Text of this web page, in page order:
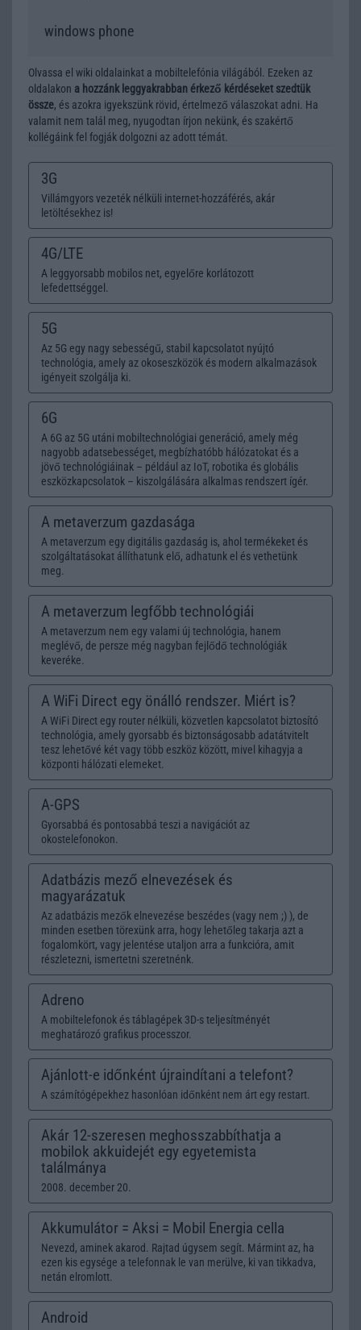
windows phone
Olvassa el wiki oldalainkat a mobiltelefónia világából. Ezeken az
oldalakon a hozzánk leggyakrabban érkező kérdéseket szedtük
össze, és azokra igyekszünk rövid, értelmező válaszokat adni. Ha
valamit nem talál meg, nyugodtan írjon nekünk, és szakértő
kollégáink fel fogják dolgozni az adott témát.
3G
Villámgyors vezeték nélküli internet-hozzáférés, akár
letöltésekhez is!
4G/LTE
A leggyorsabb mobilos net, egyelőre korlátozott
lefedettséggel.
5G
Az 5G egy nagy sebességű, stabil kapcsolatot nyújtó
technológia, amely az okoseszközök és modern alkalmazások
igényeit szolgálja ki.
6G
A 6G az 5G utáni mobiltechnológiai generáció, amely még
nagyobb adatsebességet, megbízhatóbb hálózatokat és a
jövő technológiáinak – például az IoT, robotika és globális
eszközkapcsolatok – kiszolgálására alkalmas rendszert ígér.
A metaverzum gazdasága
A metaverzum egy digitális gazdaság is, ahol termékeket és
szolgáltatásokat állíthatunk elő, adhatunk el és vethetünk
meg.
A metaverzum legfőbb technológiái
A metaverzum nem egy valami új technológia, hanem
meglévő, de persze még nagyban fejlődő technológiák
keveréke.
A WiFi Direct egy önálló rendszer. Miért is?
A WiFi Direct egy router nélküli, közvetlen kapcsolatot biztosító
technológia, amely gyorsabb és biztonságosabb adatátvitelt
tesz lehetővé két vagy több eszköz között, mivel kihagyja a
központi hálózati elemeket.
A-GPS
Gyorsabbá és pontosabbá teszi a navigációt az
okostelefonokon.
Adatbázis mező elnevezések és
magyarázatuk
Az adatbázis mezők elnevezése beszédes (vagy nem ;) ), de
minden esetben törexünk arra, hogy lehetőleg takarja azt a
fogalomkört, vagy jelentése utaljon arra a funkcióra, amit
részletezni, ismertetni szeretnénk.
Adreno
A mobiltelefonok és táblagépek 3D-s teljesítményét
meghatározó grafikus processzor.
Ajánlott-e időnként újraindítani a telefont?
A számítógépekhez hasonlóan időnként nem árt egy restart.
Akár 12-szeresen meghosszabbíthatja a
mobilok akkuidejét egy egyetemista
találmánya
2008. december 20.
Akkumulátor = Aksi = Mobil Energia cella
Nevezd, aminek akarod. Rajtad úgysem segít. Mármint az, ha
ezen kis egysége a telefonnak le van merülve, ki van tikkadva,
netán elromlott.
Android